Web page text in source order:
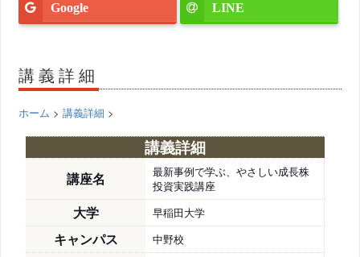
Google LINE
講義詳細
ホーム >講義詳細 >
講義詳細
講座名
最新事例で学ぶ、やさしい成長株
投資実践講座
大学 早稲田大学
キャンパス 中野校